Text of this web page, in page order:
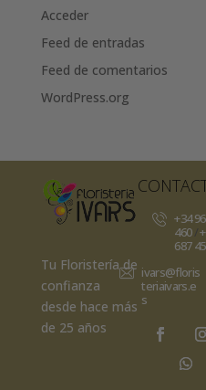
Acceder
Feed de entradas
Feed de comentarios
WordPress.org
Tu Floristería de
confianza
desde hace más
de 25 años
+34
460/
687
ivars@floris
teriaivars.e
s